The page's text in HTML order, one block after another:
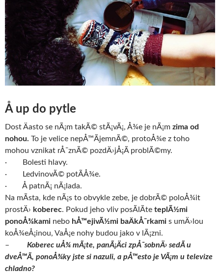
Å up do pytle
Dost Äasto se nÃ¡m takÃ© stÃ¡vÃ¡, Å¾e je nÃ¡m zima od
nohou. To je velice nepÅ™Ã­jemnÃ©, protoÅ¾e z toho
mohou vznikat rÅ¯znÃ© pozdÄ›jÅ¡Ã­ problÃ©my.
· Bolesti hlavy.
· LedvinovÃ© potÃ­Å¾e.
· Å patnÃ¡ nÃ¡lada.
Na mÃ­sta, kde nÃ¡s to obvykle zebe, je dobrÃ© poloÅ¾it
prostÄ› koberec. Pokud jeho vliv posÃ­lÃ­te teplÃ½mi
ponoÅ¾kami nebo hÅ™ejivÃ½mi baÄkÅ¯rkami s umÄ›lou
koÅ¾eÅ¡inou, VaÅ¡e nohy budou jako v lÃ¡zni.
– Koberec uÅ¾ mÃ¡te, panÃ¡Äci zpÅ¯sobnÄ› sedÃ­ u
dveÅ™Ã­, ponoÅ¾ky jste si nazuli, a pÅ™esto je VÃ¡m u televize
chladno?